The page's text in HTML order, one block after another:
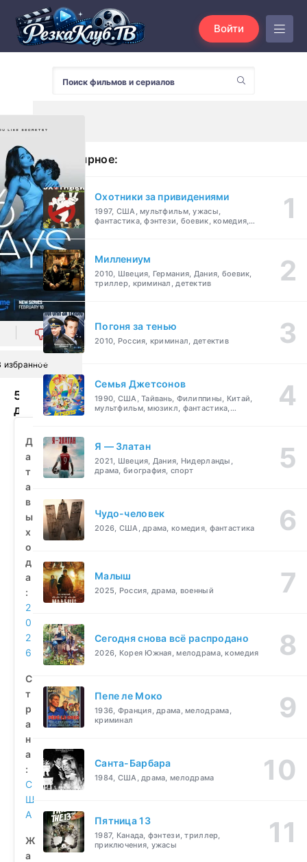
Войти
0
избранное
56
дней
смотреть
бесплатно
Д
а
т
а
в
ы
х
о
д
а
:
2
0
2
6
С
т
р
а
н
а
:
С
Ш
А
Ж
а
Популярное:
Охотники за привидениями
1997, США, мультфильм, ужасы,
фантастика, фэнтези, боевик, комедия,
Миллениум
2010, Швеция, Германия, Дания, боевик,
триллер, криминал, детектив
Погоня за тенью
2010, Россия, криминал, детектив
Семья Джетсонов
1990, США, Тайвань, Филиппины, Китай,
мультфильм, мюзикл, фантастика,
Я — Златан
2021, Швеция, Дания, Нидерланды,
драма, биография, спорт
Чудо-человек
2026, США, драма, комедия, фантастика
Малыш
2025, Россия, драма, военный
Сегодня снова всё распродано
2026, Корея Южная, мелодрама, комедия
Пепе ле Моко
1936, Франция, драма, мелодрама,
криминал
Санта-Барбара
1984, США, драма, мелодрама
Пятница 13
1987, Канада, фэнтези, триллер,
приключения, ужасы